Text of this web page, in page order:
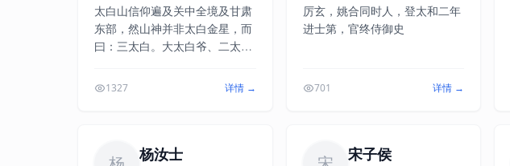
州。庆元初为司农寺主簿，迁司
农寺丞。开禧三年（1207）与谋
太白山信仰遍及关中全境及甘肃
东部，然山神并非太白金星，而
曰：三太白。大太白爷、二太白
爷脾气差，则为黑面怒相武将。
季历）；甘肃则认为郭马李大
1327 详情 →
厉玄，姚合同时人，登太和二年
进士第，官终侍御史
701 详情 →
杨汝士 宋子侯